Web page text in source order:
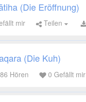
(Die Eröffnung)
mir Teilen
(Die Kuh)
Hören 0 Gefällt mir